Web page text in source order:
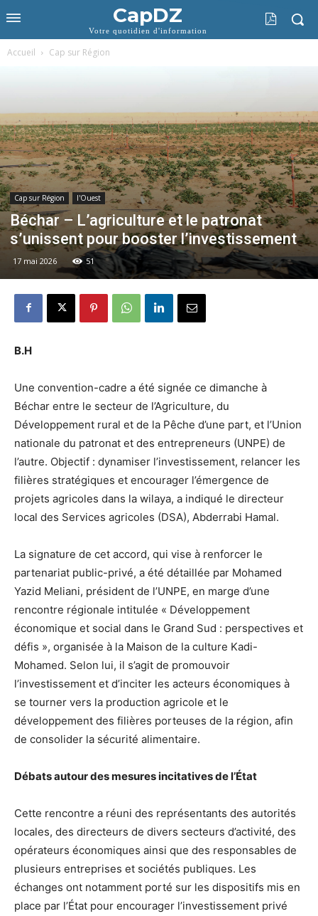
CapDZ
Votre quotidien d'information
Accueil Cap sur Région
Cap sur Région l'Ouest
Béchar – L’agriculture et le patronat
s’unissent pour booster l’investissement
17 mai 2026 51
B.H
Une convention-cadre a été signée ce dimanche à
Béchar entre le secteur de l’Agriculture, du
Développement rural et de la Pêche d’une part, et l’Union
nationale du patronat et des entrepreneurs (UNPE) de
l’autre. Objectif : dynamiser l’investissement, relancer les
filières stratégiques et encourager l’émergence de
projets agricoles dans la wilaya, a indiqué le directeur
local des Services agricoles (DSA), Abderrabi Hamal.
La signature de cet accord, qui vise à renforcer le
partenariat public-privé, a été détaillée par Mohamed
Yazid Meliani, président de l’UNPE, en marge d’une
rencontre régionale intitulée « Développement
économique et social dans le Grand Sud : perspectives et
défis », organisée à la Maison de la culture Kadi-
Mohamed. Selon lui, il s’agit de promouvoir
l’investissement et d’inciter les acteurs économiques à
se tourner vers la production agricole et le
développement des filières porteuses de la région, afin
de consolider la sécurité alimentaire.
Débats autour des mesures incitatives de l’État
Cette rencontre a réuni des représentants des autorités
locales, des directeurs de divers secteurs d’activité, des
opérateurs économiques ainsi que des responsables de
plusieurs entreprises et sociétés publiques. Les
échanges ont notamment porté sur les dispositifs mis en
place par l’État pour encourager l’investissement privé